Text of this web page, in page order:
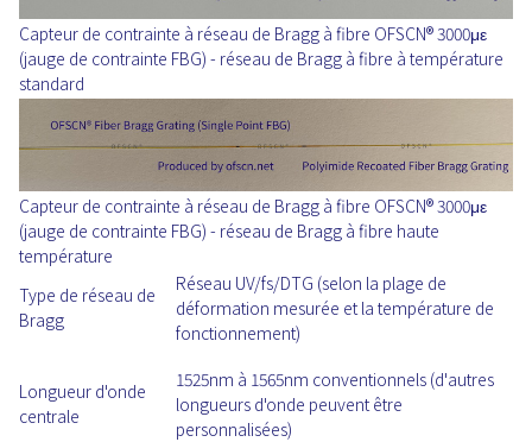
Capteur de contrainte à réseau de Bragg à fibre OFSCN® 3000με
(jauge de contrainte FBG) - réseau de Bragg à fibre à température
standard
Capteur de contrainte à réseau de Bragg à fibre OFSCN® 3000με
(jauge de contrainte FBG) - réseau de Bragg à fibre haute
température
Type de réseau de
Bragg
Réseau UV/fs/DTG (selon la plage de
déformation mesurée et la température de
fonctionnement)
Longueur d'onde
centrale
1525nm à 1565nm conventionnels (d'autres
longueurs d'onde peuvent être
personnalisées)